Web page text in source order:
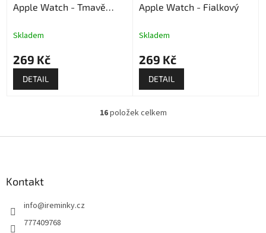
Apple Watch - Tmavě
Skladem
269 Kč
DETAIL
Apple Watch - Fialkový
Skladem
269 Kč
DETAIL
O
l
16položek celkem
Kontakt
info@ireminky.cz
777409768